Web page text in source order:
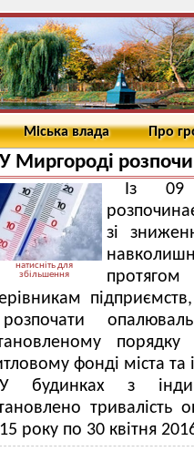
Міська влада Про
У Миргороді
натисніть для
збільшення
Із 09
зі
фонді міста та
У будинках з
тривалість
року по 30 квітня